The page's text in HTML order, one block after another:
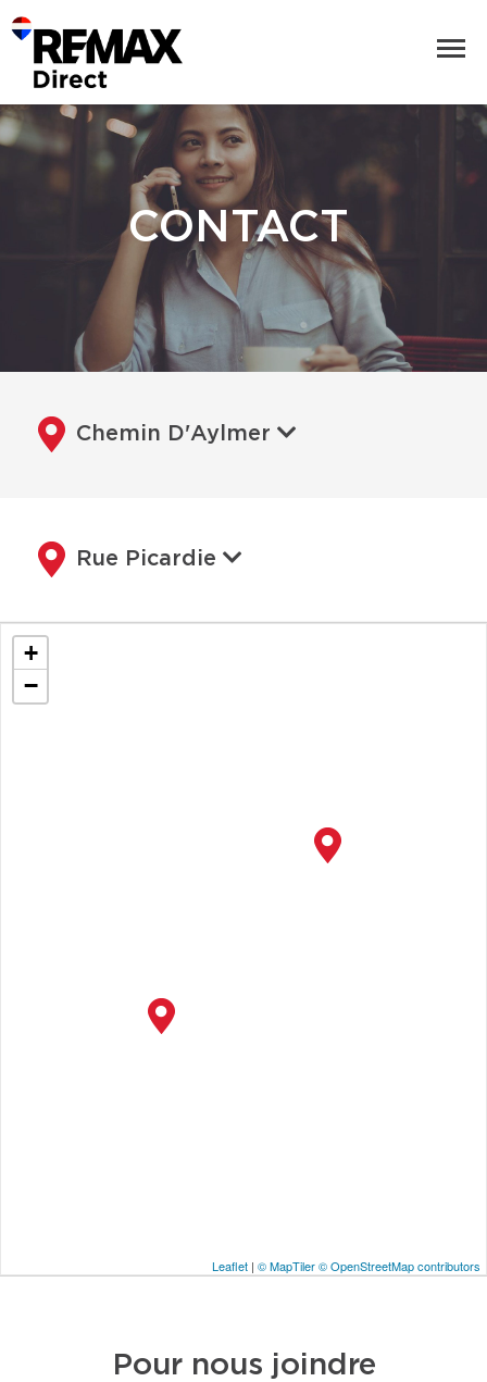
CONTACT
Chemin D'Aylmer
Rue Picardie
+
−
Leaflet | © MapTiler© OpenStreetMap contributors
Pour nous joindre